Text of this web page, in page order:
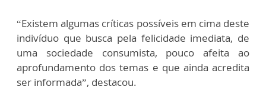
“Existem algumas críticas possíveis em cima deste
indivíduo que busca pela felicidade imediata, de
uma sociedade consumista, pouco afeita ao
aprofundamento dos temas e que ainda acredita
ser informada”, destacou.